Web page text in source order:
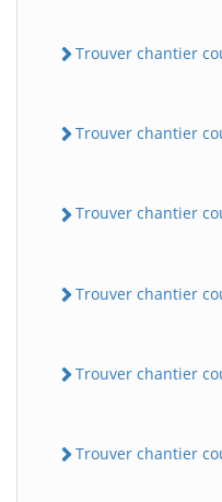
Trouver chantier
Trouver chantier
Trouver chantier
Trouver chantier
Trouver chantier
Trouver chantier